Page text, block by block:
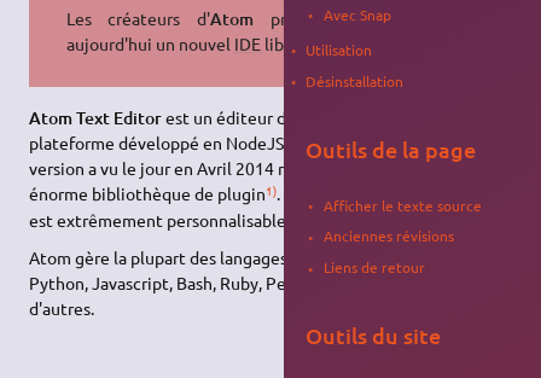
Les créateurs d'Atom proposent
aujourd'hui un nouvel IDE libre, Zed.
Atom Text Editorest un éditeur de texte libre multi-
plateforme développé en NodeJS par GitHub. La première
version a vu le jour en Avril 2014 mais il possède déjà une
énorme bibliothèque de plugin1). Il est basé sur
est extrêmement personnalisable. Il peut aussi servir d'
Atom gère la plupart des langages de programmation, dont
Python, Javascript, Bash, Ruby, Perl, C, C++, Java et bien
d'autres.
Avec Snap
Utilisation
Désinstallation
Outils de la page
Afficher le texte source
Anciennes révisions
Liens de retour
Outils du site